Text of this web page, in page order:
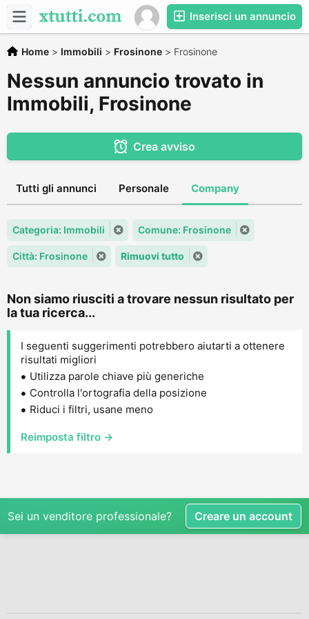
Inserisci un annuncio
Home > Immobili > Frosinone > Frosinone
Nessun annuncio trovato in
Immobili, Frosinone
Crea avviso
Tutti gli annunci Personale Company
Categoria: Immobili Comune: Frosinone
Città: Frosinone Rimuovi tutto
Non siamo riusciti a trovare nessun risultato per
la tua ricerca...
I seguenti suggerimenti potrebbero aiutarti a ottenere
risultati migliori
Utilizza parole chiave più generiche
Controlla l'ortografia della posizione
Riduci i filtri, usane meno
Reimposta filtro →
Sei un venditore professionale? Creare un account